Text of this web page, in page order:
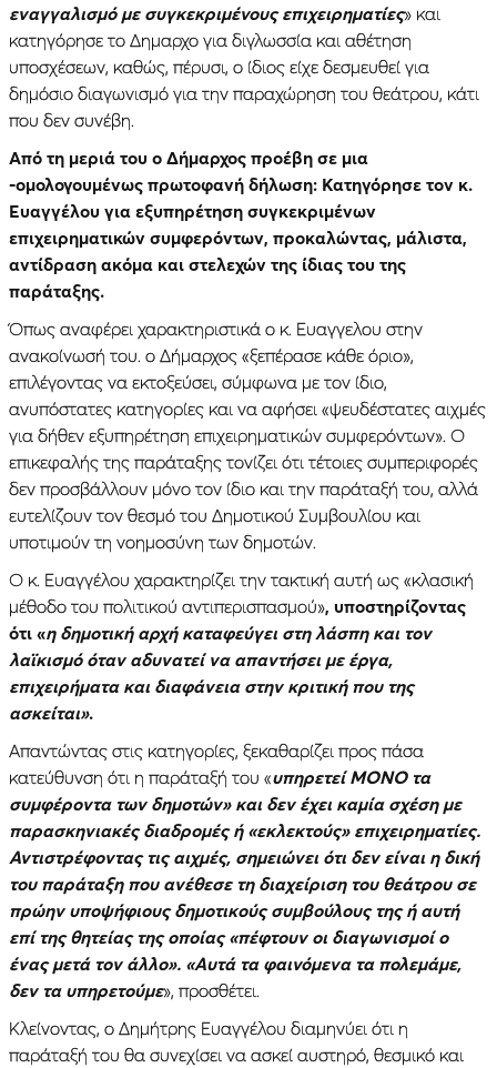
εναγγαλισμό με συγκεκριμένους επιχειρηματίες» και
κατηγόρησε το Δημαρχο για διγλωσσία και αθέτηση
υποσχέσεων, καθώς, πέρυσι, ο ίδιος είχε δεσμευθεί για
δημόσιο διαγωνισμό για την παραχώρηση του θεάτρου, κάτι
που δεν συνέβη.
Από τη μεριά του ο Δήμαρχος προέβη σε μια
-ομολογουμένως πρωτοφανή δήλωση: Κατηγόρησε τον κ.
Ευαγγέλου για εξυπηρέτηση συγκεκριμένων
επιχειρηματικών συμφερόντων, προκαλώντας, μάλιστα,
αντίδραση ακόμα και στελεχών της ίδιας του της
παράταξης.
Όπως αναφέρει χαρακτηριστικά ο κ. Ευαγγελου στην
ανακοίνωσή του. ο Δήμαρχος «ξεπέρασε κάθε όριο»,
επιλέγοντας να εκτοξεύσει, σύμφωνα με τον ίδιο,
ανυπόστατες κατηγορίες και να αφήσει «ψευδέστατες αιχμές
για δήθεν εξυπηρέτηση επιχειρηματικών συμφερόντων». Ο
επικεφαλής της παράταξης τονίζει ότι τέτοιες συμπεριφορές
δεν προσβάλλουν μόνο τον ίδιο και την παράταξή του, αλλά
ευτελίζουν τον θεσμό του Δημοτικού Συμβουλίου και
υποτιμούν τη νοημοσύνη των δημοτών.
Ο κ. Ευαγγέλου χαρακτηρίζει την τακτική αυτή ως «κλασική
μέθοδο του πολιτικού αντιπερισπασμού», υποστηρίζοντας
ότι «η δημοτική αρχή καταφεύγει στη λάσπη και τον
λαϊκισμό όταν αδυνατεί να απαντήσει με έργα,
επιχειρήματα και διαφάνεια στην κριτική που της
ασκείται».
Απαντώντας στις κατηγορίες, ξεκαθαρίζει προς πάσα
κατεύθυνση ότι η παράταξή του «υπηρετεί ΜΟΝΟ τα
συμφέροντα των δημοτών» και δεν έχει καμία σχέση με
παρασκηνιακές διαδρομές ή «εκλεκτούς» επιχειρηματίες.
Αντιστρέφοντας τις αιχμές, σημειώνει ότι δεν είναι η δική
του παράταξη που ανέθεσε τη διαχείριση του θεάτρου σε
πρώην υποψήφιους δημοτικούς συμβούλους της ή αυτή
επί της θητείας της οποίας «πέφτουν οι διαγωνισμοί ο
ένας μετά τον άλλο». «Αυτά τα φαινόμενα τα πολεμάμε,
δεν τα υπηρετούμε», προσθέτει.
Κλείνοντας, ο Δημήτρης Ευαγγέλου διαμηνύει ότι η
παράταξή του θα συνεχίσει να ασκεί αυστηρό, θεσμικό και